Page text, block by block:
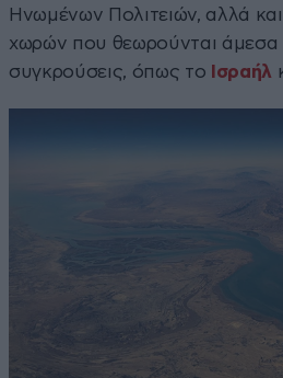
Ηνωμένων Πολιτειών, αλλά
χωρών που θεωρούνται άμεσα
συγκρούσεις, όπως το
Ισραήλ